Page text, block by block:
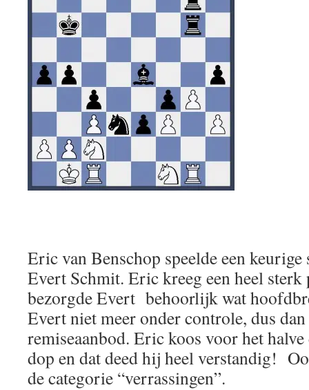
Eric van Benschop speelde een
Evert Schmit. Eric kreeg een heel sterk
bezorgde Evert behoorlijk wat
Evert niet meer onder controle, dus
remiseaanbod. Eric koos voor het
dop en dat deed hij heel verstandig!
de categorie “verrassingen”.